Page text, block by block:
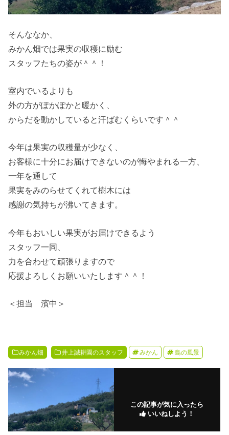
そんななか、
みかん畑では果実の収穫に励む
スタッフたちの姿が＾＾！
室内でいるよりも
外の方がぽかぽかと暖かく、
からだを動かしていると汗ばむくらいです＾＾
今年は果実の収穫量が少なく、
お客様に十分にお届けできないのが悔やまれる一方、
一年を通して
果実をみのらせてくれて樹木には
感謝の気持ちが沸いてきます。
今年もおいしい果実がお届けできるよう
スタッフ一同、
力を合わせて頑張りますので
応援よろしくお願いいたします＾＾！
＜担当 濱中＞
みかん畑 井上誠耕園のスタッフ みかん 島の風景
この記事が気に入ったら
いいねしよう！